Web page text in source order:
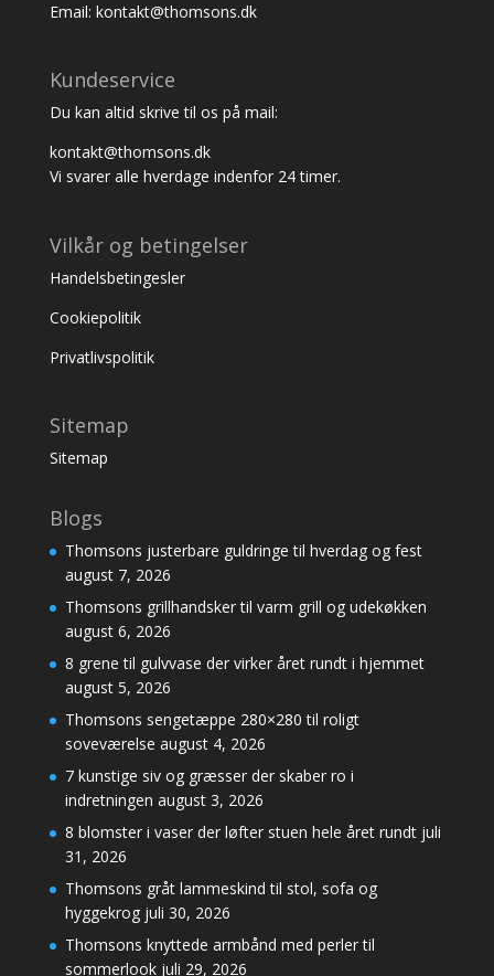
Email: kontakt@thomsons.dk
Kundeservice
Du kan altid skrive til os på mail:
kontakt@thomsons.dk
Vi svarer alle hverdage indenfor 24 timer.
Vilkår og betingelser
Handelsbetingesler
Cookiepolitik
Privatlivspolitik
Sitemap
Sitemap
Blogs
Thomsons justerbare guldringe til hverdag og fest
august 7, 2026
Thomsons grillhandsker til varm grill og udekøkken
august 6, 2026
8 grene til gulvvase der virker året rundt i hjemmet
august 5, 2026
Thomsons sengetæppe 280×280 til roligt
soveværelse august 4, 2026
7 kunstige siv og græsser der skaber ro i
indretningen august 3, 2026
8 blomster i vaser der løfter stuen hele året rundt juli
31, 2026
Thomsons gråt lammeskind til stol, sofa og
hyggekrog juli 30, 2026
Thomsons knyttede armbånd med perler til
sommerlook juli 29, 2026